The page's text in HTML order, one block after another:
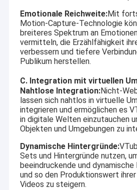
Emotionale Reichweite:Mit
Motion-Capture-Technologie
breiteres Spektrum an
vermitteln, die Erzählfähigkeit
verbessern und tiefere
Publikum herstellen.
C. Integration mit virtuellen
Nahtlose Integration:Nicht-
lassen sich nahtlos in virtuelle
integrieren und ermöglichen es
in digitale Welten einzutauchen
Objekten und Umgebungen zu
Dynamische Hintergründe:
Sets und Hintergründe nutzen,
beeindruckende und
und so den Produktionswert
Videos zu steigern.